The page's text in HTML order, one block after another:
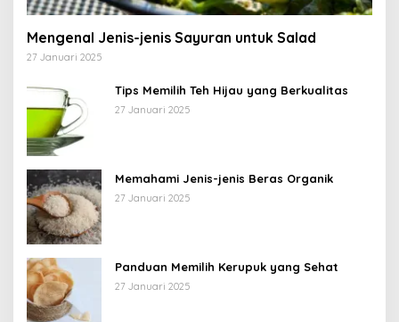
Mengenal Jenis-jenis Sayuran untuk Salad
27 Januari 2025
Tips Memilih Teh Hijau yang Berkualitas
27 Januari 2025
Memahami Jenis-jenis Beras Organik
27 Januari 2025
Panduan Memilih Kerupuk yang Sehat
27 Januari 2025